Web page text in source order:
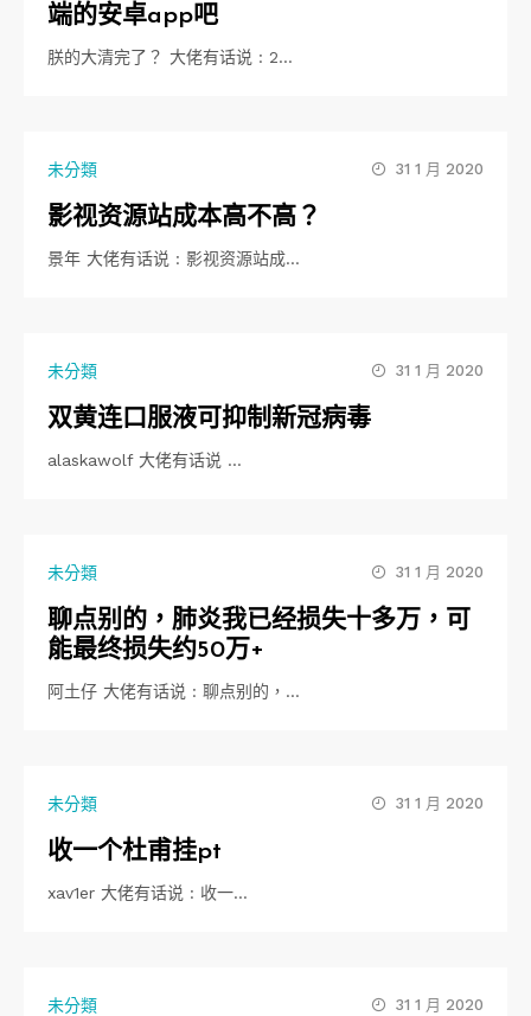
端的安卓app吧
朕的大清完了？ 大佬有话说 : 2…
未分類 31 1 月 2020
影视资源站成本高不高？
景年 大佬有话说 : 影视资源站成…
未分類 31 1 月 2020
双黄连口服液可抑制新冠病毒
alaskawolf 大佬有话说 …
未分類 31 1 月 2020
聊点别的，肺炎我已经损失十多万，可
能最终损失约50万+
阿土仔 大佬有话说 : 聊点别的，…
未分類 31 1 月 2020
收一个杜甫挂pt
xav1er 大佬有话说 : 收一…
未分類 31 1 月 2020